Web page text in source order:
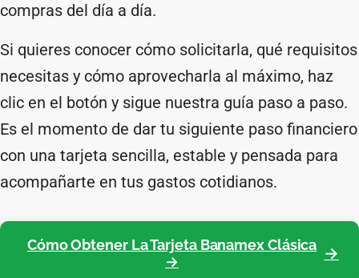
compras del día a día.
Si quieres conocer cómo solicitarla, qué requisitos
necesitas y cómo aprovecharla al máximo, haz
clic en el botón y sigue nuestra guía paso a paso.
Es el momento de dar tu siguiente paso financiero
con una tarjeta sencilla, estable y pensada para
acompañarte en tus gastos cotidianos.
Cómo Obtener La Tarjeta Banamex Clásica
→